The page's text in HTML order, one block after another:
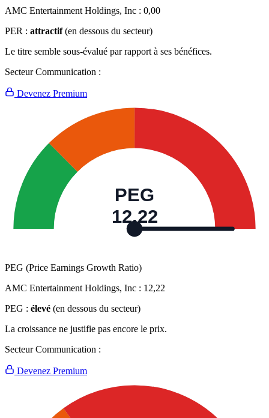
AMC Entertainment Holdings, Inc : 0,00
PER : attractif (en dessous du secteur)
Le titre semble sous-évalué par rapport à ses bénéfices.
Secteur Communication :
Devenez Premium
PEG
12,22
PEG (Price Earnings Growth Ratio)
AMC Entertainment Holdings, Inc : 12,22
PEG : élevé (en dessous du secteur)
La croissance ne justifie pas encore le prix.
Secteur Communication :
Devenez Premium